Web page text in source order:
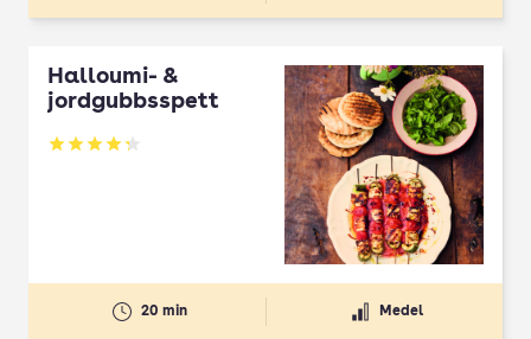
Halloumi- &
jordgubbsspett
Betyg: 4.3 av 5
20 min Medel